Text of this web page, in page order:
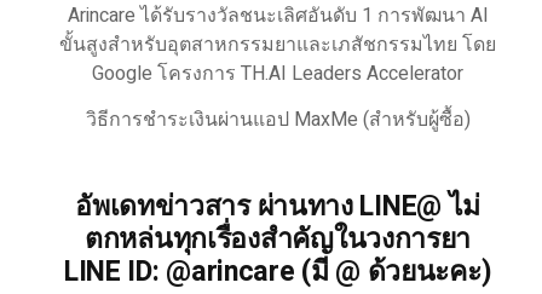
Arincare ได้รับรางวัลชนะเลิศอันดับ 1 การพัฒนา AI
ขั้นสูงสำหรับอุตสาหกรรมยาและเภสัชกรรมไทย โดย
Google โครงการ TH.AI Leaders Accelerator
วิธีการชำระเงินผ่านแอป MaxMe (สำหรับผู้ซื้อ)
อัพเดทข่าวสาร ผ่านทาง LINE@ ไม่
ตกหล่นทุกเรื่องสำคัญในวงการยา
LINE ID: @arincare (มี @ ด้วยนะคะ)